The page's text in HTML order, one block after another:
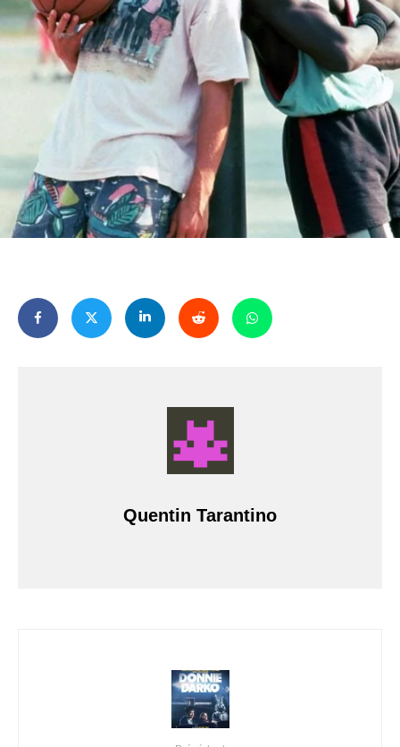
Quentin Tarantino